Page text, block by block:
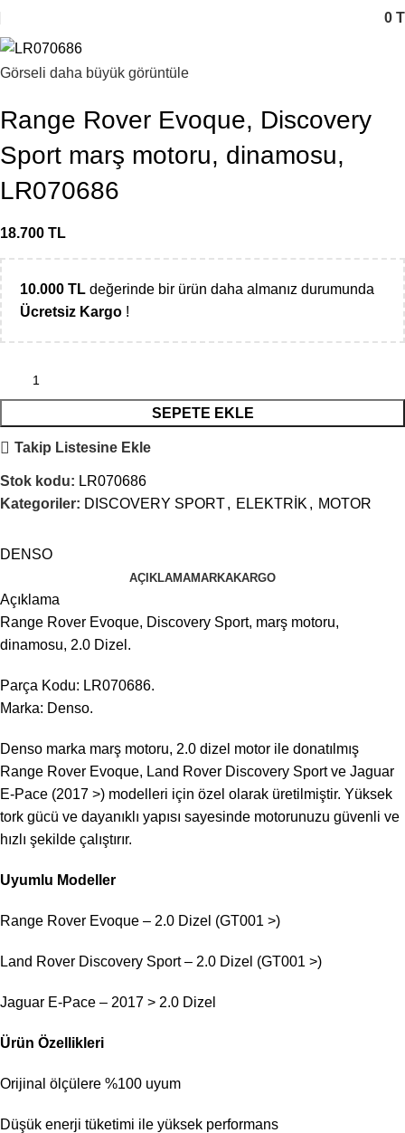
0
Görseli daha büyük görüntüle
Range Rover Evoque, Discovery
Sport marş motoru, dinamosu,
LR070686
18.700 TL
10.000 TL değerinde bir ürün daha almanız durumunda
Ücretsiz Kargo !
SEPETE EKLE
Takip Listesine Ekle
Stok kodu: LR070686
Kategoriler: DISCOVERY SPORT, ELEKTRİK , MOTOR
DENSO
AÇIKLAMAMARKAKARGO
Açıklama
Range Rover Evoque, Discovery Sport, marş motoru,
dinamosu, 2.0 Dizel.
Parça Kodu: LR070686.
Marka: Denso.
Denso marka marş motoru, 2.0 dizel motor ile donatılmış
Range Rover Evoque, Land Rover Discovery Sport ve Jaguar
E-Pace (2017 >) modelleri için özel olarak üretilmiştir. Yüksek
tork gücü ve dayanıklı yapısı sayesinde motorunuzu güvenli ve
hızlı şekilde çalıştırır.
Uyumlu Modeller
Range Rover Evoque – 2.0 Dizel (GT001 >)
Land Rover Discovery Sport – 2.0 Dizel (GT001 >)
Jaguar E-Pace – 2017 > 2.0 Dizel
Ürün Özellikleri
Orijinal ölçülere %100 uyum
Düşük enerji tüketimi ile yüksek performans